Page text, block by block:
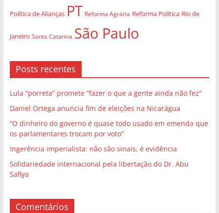
Política de Alianças PT Reforma Agrária Reforma Política Rio de
Janeiro Santa Catarina São Paulo
Posts recentes
Lula “porreta” promete “fazer o que a gente ainda não fez”
Daniel Ortega anuncia fim de eleições na Nicarágua
“O dinheiro do governo é quase todo usado em emenda que
os parlamentares trocam por voto”
Ingerência imperialista: não são sinais, é evidência
Solidariedade internacional pela libertação do Dr. Abu
Safiya
Comentários